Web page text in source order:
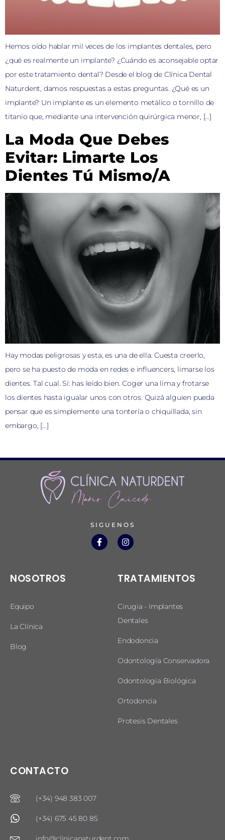
Hemos oído hablar mil veces de los implantes dentales, pero
¿qué es realmente un implante? ¿Cuándo es aconsejable optar
por este tratamiento dental? Desde el blog de Clínica Dental
Naturdent, damos respuestas a estas preguntas. ¿Qué es un
implante? Un implante es un elemento metálico o tornillo de
titanio que, mediante una intervención quirúrgica menor, […]
La Moda Que Debes
Evitar: Limarte Los
Dientes Tú Mismo/a
Hay modas peligrosas y esta, es una de ella. Cuesta creerlo,
pero se ha puesto de moda en redes e influencers, limarse los
dientes. Tal cual. Sí: has leído bien. Coger una lima y frotarse
los dientes hasta igualar unos con otros. Quizá alguien pueda
pensar que es simplemente una tontería o chiquillada, sin
embargo, […]
SIGUENOS
NOSOTROS
Equipo
La Clínica
Blog
TRATAMIENTOS
Cirugia - Implantes
Dentales
Endodoncia
Odontología Conservadora
Odontología Biológica
Ortodoncia
Protesis Dentales
CONTACTO
(+34) 948 383 007
(+34) 675 45 80 85